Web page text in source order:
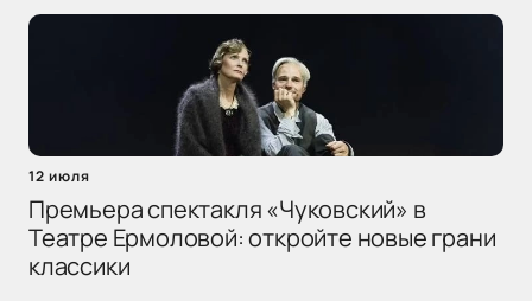
12 июля
Премьера спектакля «Чуковский» в
Театре Ермоловой: откройте новые грани
классики